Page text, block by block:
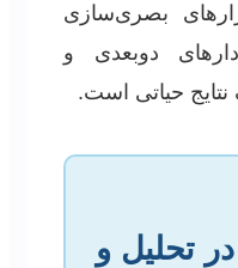
بصری‌سازی
دوبعدی و
حیاتی است.
تحلیل و